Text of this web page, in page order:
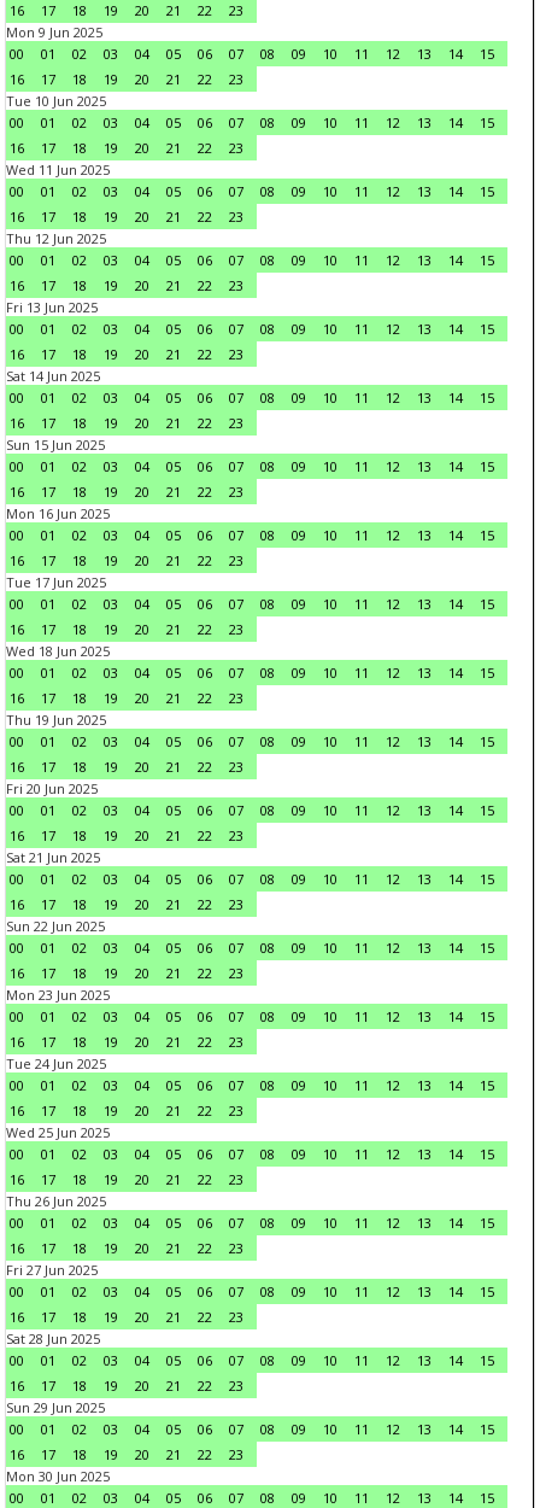
16
17 18 19 20 21 22
23
Mon 9 Jun 2025
00
01 02 03 04 05 06 07 08 09 10 11 12 13 14
15
16
17 18 19 20 21 22
23
Tue 10 Jun 2025
00
01 02 03 04 05 06 07 08 09 10 11 12 13 14
15
16
17 18 19 20 21 22
23
Wed 11 Jun 2025
00
01 02 03 04 05 06 07 08 09 10 11 12 13 14
15
16
17 18 19 20 21 22
23
Thu 12 Jun 2025
00
01 02 03 04 05 06 07 08 09 10 11 12 13 14
15
16
17 18 19 20 21 22
23
Fri 13 Jun 2025
00
01 02 03 04 05 06 07 08 09 10 11 12 13 14
15
16
17 18 19 20 21 22
23
Sat 14 Jun 2025
00
01 02 03 04 05 06 07 08 09 10 11 12 13 14
15
16
17 18 19 20 21 22
23
Sun 15 Jun 2025
00
01 02 03 04 05 06 07 08 09 10 11 12 13 14
15
16
17 18 19 20 21 22
23
Mon 16 Jun 2025
00
01 02 03 04 05 06 07 08 09 10 11 12 13 14
15
16
17 18 19 20 21 22
23
Tue 17 Jun 2025
00
01 02 03 04 05 06 07 08 09 10 11 12 13 14
15
16
17 18 19 20 21 22
23
Wed 18 Jun 2025
00
01 02 03 04 05 06 07 08 09 10 11 12 13 14
15
16
17 18 19 20 21 22
23
Thu 19 Jun 2025
00
01 02 03 04 05 06 07 08 09 10 11 12 13 14
15
16
17 18 19 20 21 22
23
Fri 20 Jun 2025
00
01 02 03 04 05 06 07 08 09 10 11 12 13 14
15
16
17 18 19 20 21 22
23
Sat 21 Jun 2025
00
01 02 03 04 05 06 07 08 09 10 11 12 13 14
15
16
17 18 19 20 21 22
23
Sun 22 Jun 2025
00
01 02 03 04 05 06 07 08 09 10 11 12 13 14
15
16
17 18 19 20 21 22
23
Mon 23 Jun 2025
00
01 02 03 04 05 06 07 08 09 10 11 12 13 14
15
16
17 18 19 20 21 22
23
Tue 24 Jun 2025
00
01 02 03 04 05 06 07 08 09 10 11 12 13 14
15
16
17 18 19 20 21 22
23
Wed 25 Jun 2025
00
01 02 03 04 05 06 07 08 09 10 11 12 13 14
15
16
17 18 19 20 21 22
23
Thu 26 Jun 2025
00
01 02 03 04 05 06 07 08 09 10 11 12 13 14
15
16
17 18 19 20 21 22
23
Fri 27 Jun 2025
00
01 02 03 04 05 06 07 08 09 10 11 12 13 14
15
16
17 18 19 20 21 22
23
Sat 28 Jun 2025
00
01 02 03 04 05 06 07 08 09 10 11 12 13 14
15
16
17 18 19 20 21 22
23
Sun 29 Jun 2025
00
01 02 03 04 05 06 07 08 09 10 11 12 13 14
15
16
17 18 19 20 21 22
23
Mon 30 Jun 2025
00
01 02 03 04 05 06 07 08 09 10 11 12 13 14 15